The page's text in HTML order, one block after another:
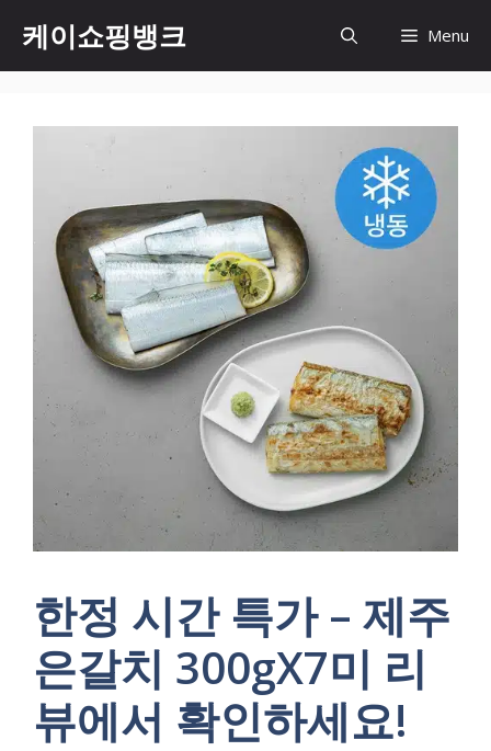
content
케이쇼핑뱅크 Menu
한정 시간 특가 – 제주
은갈치 300gX7미 리
뷰에서 확인하세요!